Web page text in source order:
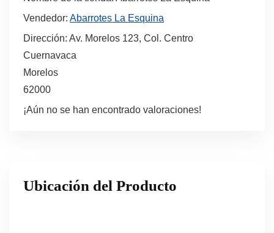
Vendedor: Abarrotes La Esquina
Dirección: Av. Morelos 123, Col. Centro
Cuernavaca
Morelos
62000
¡Aún no se han encontrado valoraciones!
Ubicación del Producto